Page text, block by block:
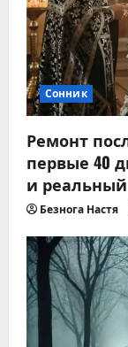
Сонник
Ремонт
первые 40
и
Безнога Настя